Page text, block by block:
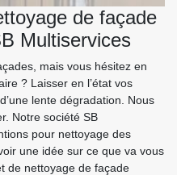
de façade
Multiservices
mais vous hésitez en
? Laisser en l’état vos
lente dégradation. Nous
Notre société SB
pour nettoyage des
une idée sur ce que va vous
de nettoyage de façade